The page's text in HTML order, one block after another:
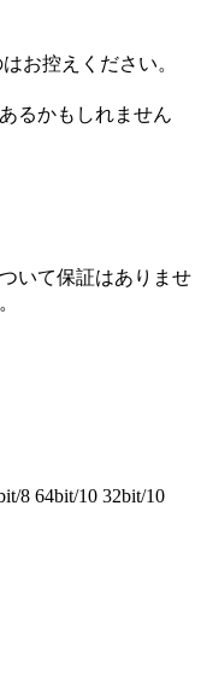
お控えください。
るかもしれません
いて保証はありませ
8 64bit/10 32bit/10